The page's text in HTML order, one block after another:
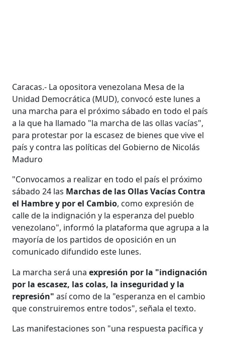
Caracas.- La opositora venezolana Mesa de la
Unidad Democrática (MUD), convocó este lunes a
una marcha para el próximo sábado en todo el país
a la que ha llamado "la marcha de las ollas vacías",
para protestar por la escasez de bienes que vive el
país y contra las políticas del Gobierno de Nicolás
Maduro
"Convocamos a realizar en todo el país el próximo
sábado 24 las Marchas de las Ollas Vacías Contra
el Hambre y por el Cambio, como expresión de
calle de la indignación y la esperanza del pueblo
venezolano", informó la plataforma que agrupa a la
mayoría de los partidos de oposición en un
comunicado difundido este lunes.
La marcha será unaexpresión por la "indignación
por la escasez, las colas, la inseguridad y la
represión"así como de la "esperanza en el cambio
que construiremos entre todos", señala el texto.
Las manifestaciones son "una respuesta pacífica y